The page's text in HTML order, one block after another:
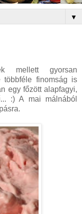
▼
mellett gyorsan
többféle finomság is
egy főzött alapfagyi,
:) A mai málnából